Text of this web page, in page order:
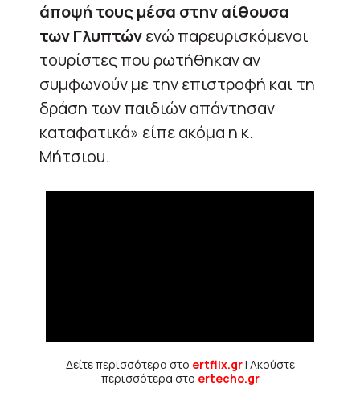
άποψή τους μέσα στην αίθουσα
των Γλυπτώνενώ παρευρισκόμενοι
τουρίστες που ρωτήθηκαν αν
συμφωνούν με την επιστροφή και τη
δράση των παιδιών απάντησαν
καταφατικά» είπε ακόμα η κ.
Μήτσιου.
Δείτε περισσότερα στο ertflix.gr| Ακούστε
περισσότερα στο ertecho.gr